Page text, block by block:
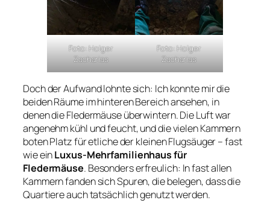
Foto: Holger
Zacharias
Foto: Holger
Zacharias
Doch der Aufwand lohnte sich: Ich konnte mir die
beiden Räume im hinteren Bereich ansehen, in
denen die Fledermäuse überwintern. Die Luft war
angenehm kühl und feucht, und die vielen Kammern
boten Platz für etliche der kleinen Flugsäuger – fast
wie einLuxus-Mehrfamilienhaus für
Fledermäuse. Besonders erfreulich: In fast allen
Kammern fanden sich Spuren, die belegen, dass die
Quartiere auch tatsächlich genutzt werden.